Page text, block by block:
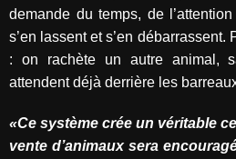
demande du temps, de
s’en lassent et s’en
: on rachète un autre animal,
attendent déjà derrière les
«Ce système crée un véritable
vente d’animaux sera